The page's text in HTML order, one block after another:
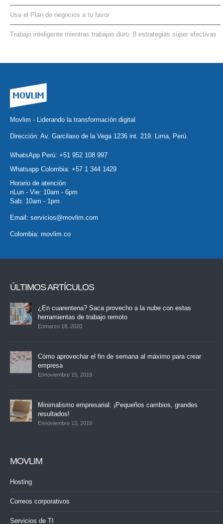
Usa el Plan de negocios a tu favor
Trabajo inteligente mientras trabajas duro: 8 estrategias súper efectivas
Movlim - Liderando la transformación digital
Dirección: Av. Garcilaso de la Vega 1236 int. 219. Lima, Perú.
WhatsApp Perú: +51 952 108 997
Whatsapp Colombia: +57 1 344 1429
Horario de atención
nLun - Vie: 10am - 6pm
Sab: 10am - 1pm
Email: servicios@movlim.com
Colombia: movlim.co
ÚLTIMOS ARTÍCULOS
¿En cuarentena? Saca provecho a la nube con estas
herramientas de trabajo remoto
Enmarzo 18, 2020
Cómo aprovechar el fin de semana al máximo para crear
empresa
Ennoviembre 15, 2019
Minimalismo empresarial: ¡Pequeños cambios, grandes
resultados!
Ennoviembre 13, 2019
MOVLIM
Hosting
Correos corporativos
Servicios de TI